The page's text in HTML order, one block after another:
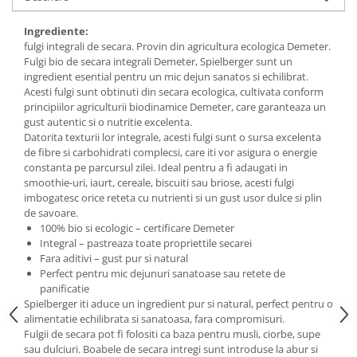
Budinca bio
Indulcitori bio
Inghetata bio si decoratiuni
Ingrediente bio pentru copt
Masline bio si antipasti
Antipasti bio
Masline bio
Pesto bio
Musli si terci
Fulgi din cereale bio
Musli bio
Terci bio
Orez bio si leguminoase
Legume bio
Legume bio in conserva
Orez bio
Ingrediente:
fulgi integrali de secara. Provin din agricultura ecologica Demeter.
Fulgi bio de secara integrali Demeter, Spielberger sunt un
ingredient esential pentru un mic dejun sanatos si echilibrat.
Acesti fulgi sunt obtinuti din secara ecologica, cultivata conform
principiilor agriculturii biodinamice Demeter, care garanteaza un
gust autentic si o nutritie excelenta.
Datorita texturii lor integrale, acesti fulgi sunt o sursa excelenta
de fibre si carbohidrati complecsi, care iti vor asigura o energie
constanta pe parcursul zilei. Ideal pentru a fi adaugati in
smoothie-uri, iaurt, cereale, biscuiti sau briose, acesti fulgi
imbogatesc orice reteta cu nutrienti si un gust usor dulce si plin
de savoare.
100% bio si ecologic – certificare Demeter
Integral – pastreaza toate propriettile secarei
Fara aditivi – gust pur si natural
Perfect pentru mic dejunuri sanatoase sau retete de
panificatie
Spielberger iti aduce un ingredient pur si natural, perfect pentru o
alimentatie echilibrata si sanatoasa, fara compromisuri.
Fulgii de secara pot fi folositi ca baza pentru musli, ciorbe, supe
sau dulciuri. Boabele de secara intregi sunt introduse la abur si